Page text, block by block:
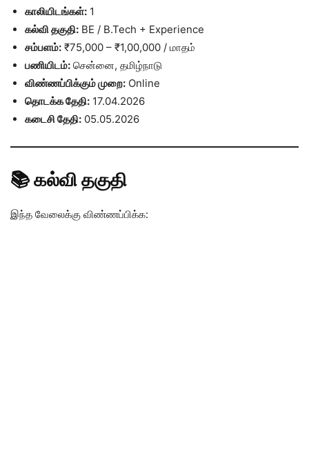
காலியிடங்கள்: 1
கல்வி தகுதி: BE / B.Tech + Experience
சம்பளம்: ₹75,000 – ₹1,00,000 / மாதம்
பணியிடம்: சென்னை, தமிழ்நாடு
விண்ணப்பிக்கும் முறை: Online
தொடக்க தேதி: 17.04.2026
கடைசி தேதி: 05.05.2026
📚 கல்வி தகுதி
இந்த வேலைக்கு விண்ணப்பிக்க: